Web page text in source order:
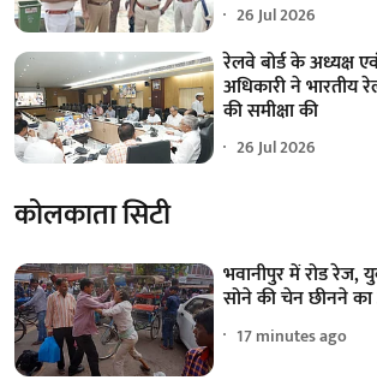
26 Jul 2026
रेलवे बोर्ड के अध्यक्ष
अधिकारी ने भारतीय
की समीक्षा की
26 Jul 2026
कोलकाता सिटी
भवानीपुर में रोड रेज,
सोने की चेन छीनने
17 minutes ago